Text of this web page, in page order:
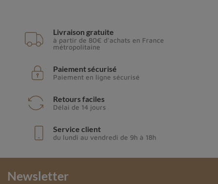
Livraison gratuite
à partir de 80€ d'achats en France
métropolitaine
Paiement sécurisé
Paiement en ligne sécurisé
Retours faciles
Délai de 14 jours
Service client
du lundi au vendredi de 9h à 18h
Newsletter